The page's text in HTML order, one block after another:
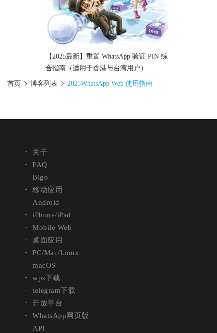
【2025最新】重置 WhatsApp 验证 PIN 综
合指南（适用于香港与台湾用户）
首页 博客列表 2025WhatsApp Web 使用指南
关于
FAQ
Blgo
移动应用
Android
iPhone/iPad
Mobile Web
桌面应用
PC/Mac/Linux
macOS
wps下载
telegram下载
开放平台
WhatsApp网页版
API